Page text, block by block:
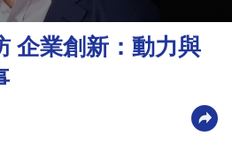
企業創新：動力與